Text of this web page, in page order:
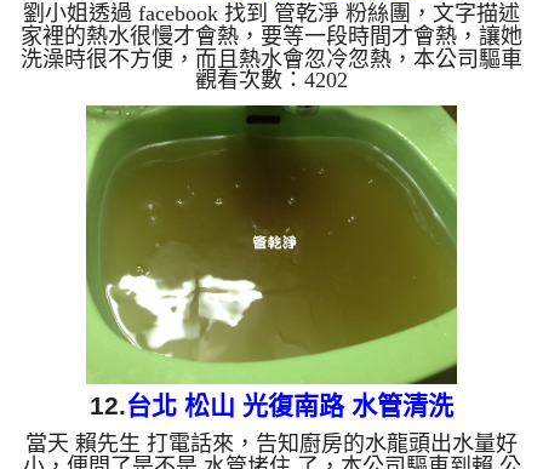
劉小姐透過 facebook 找到 管乾淨 粉絲團，文字描述
家裡的熱水很慢才會熱，要等一段時間才會熱，讓她
洗澡時很不方便，而且熱水會忽冷忽熱，本公司驅車
到 劉小姐 家裡檢測，發現管路裡面都是泥沙及鐵
鏽，所以水無法正常通過，，本公司架起 水管清洗
機 ，開始 清洗水管 ，鐵鏽水從水龍頭狂噴，馬上就
裝滿一杯黑水，如下圖及影片，劉小姐嚇一跳，水管
怎麼藏了這麼多東西，清洗水管 過程堵住了好幾
次，本公司改以特殊工法處理， 水管清洗 約兩小時
後，出水量變大， 劉小姐能痛快的洗澡了。 清洗...
觀看次數：4202
12.台北 松山 光復南路 水管清洗
當天 賴先生 打電話來，告知廚房的水龍頭出水量好